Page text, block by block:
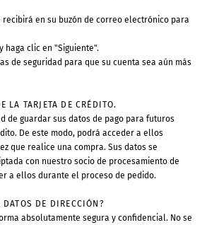
recibirá en su buzón de correo electrónico para
haga clic en "Siguiente".
de seguridad para que su cuenta sea aún más
LA TARJETA DE CRÉDITO.
de guardar sus datos de pago para futuros
De este modo, podrá acceder a ellos
que realice una compra. Sus datos se
con nuestro socio de procesamiento de
a ellos durante el proceso de pedido.
DE DIRECCIÓN?
absolutamente segura y confidencial. No se